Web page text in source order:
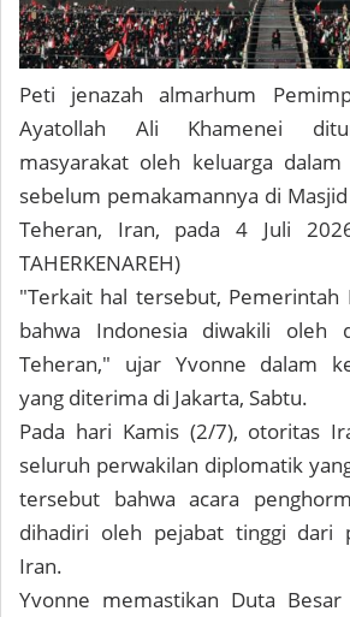
Peti jenazah almarhum
Ayatollah Ali Khamenei
masyarakat oleh keluarga dalam
sebelum pemakamannya di
Teheran, Iran, pada 4 Juli
TAHERKENAREH)
"Terkait hal tersebut, Pemerintah
bahwa Indonesia diwakili oleh
Teheran," ujar Yvonne dalam
yang diterima di Jakarta, Sabtu.
Pada hari Kamis (2/7), otoritas
seluruh perwakilan diplomatik
tersebut bahwa acara
dihadiri oleh pejabat tinggi dari
Iran.
Yvonne memastikan Duta Besar